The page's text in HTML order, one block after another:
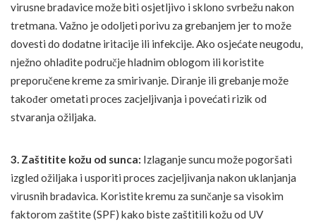
virusne bradavice može biti osjetljivo i sklono svrbežu nakon
tretmana. Važno je odoljeti porivu za grebanjem jer to može
dovesti do dodatne iritacije ili infekcije. Ako osjećate neugodu,
nježno ohladite područje hladnim oblogom ili koristite
preporučene kreme za smirivanje. Diranje ili grebanje može
također ometati proces zacjeljivanja i povećati rizik od
stvaranja ožiljaka.
3. Zaštitite kožu od sunca: Izlaganje suncu može pogoršati
izgled ožiljaka i usporiti proces zacjeljivanja nakon uklanjanja
virusnih bradavica. Koristite kremu za sunčanje sa visokim
faktorom zaštite (SPF) kako biste zaštitili kožu od UV